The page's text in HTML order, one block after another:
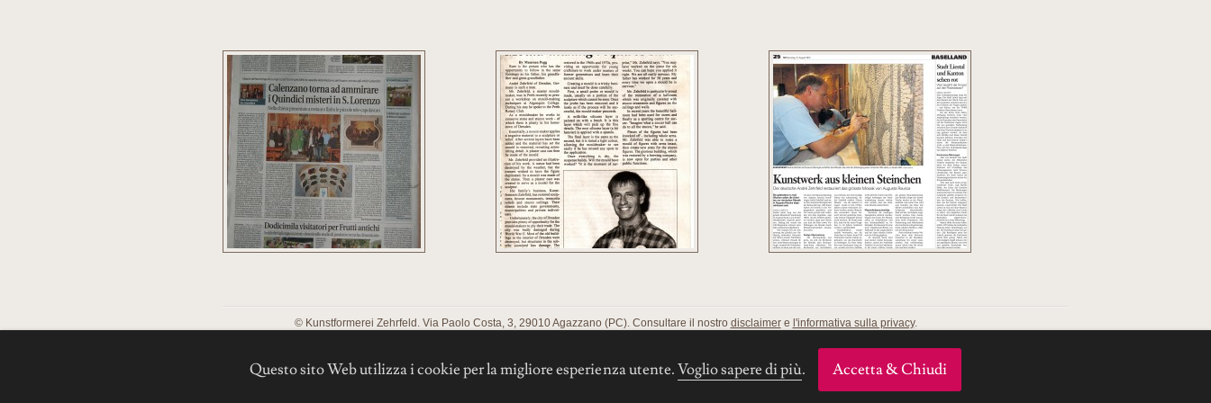
© Kunstformerei Zehrfeld. Via Paolo Costa, 3, 29010 Agazzano (PC). Consultare il nostro disclaimer e l'informativa sulla privacy.
Questo sito Web utilizza i cookie per la migliore esperienza utente.Voglio sapere di più. Accetta & Chiudi